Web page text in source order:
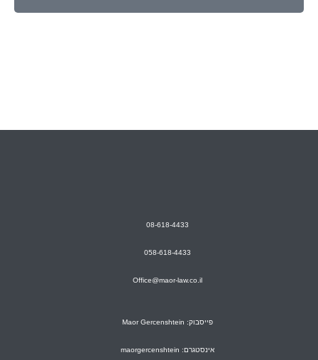
08-618-4433
058-618-4433
Office@maor-law.co.il
פייסבוק: Maor Gercenshtein
אינסטגרם: maorgercenshtein